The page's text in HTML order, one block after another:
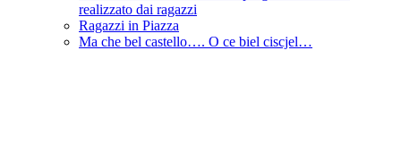
realizzato dai ragazzi
Ragazzi in Piazza
Ma che bel castello…. O ce biel ciscjel…